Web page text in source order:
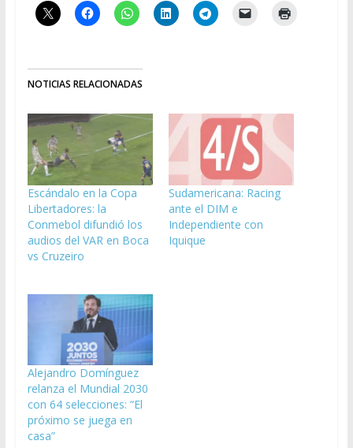
NOTICIAS RELACIONADAS
Escándalo en la Copa
Libertadores: la
Conmebol difundió los
audios del VAR en Boca
vs Cruzeiro
Sudamericana: Racing
ante el DIM e
Independiente con
Iquique
Alejandro Domínguez
relanza el Mundial 2030
con 64 selecciones: “El
próximo se juega en
casa”